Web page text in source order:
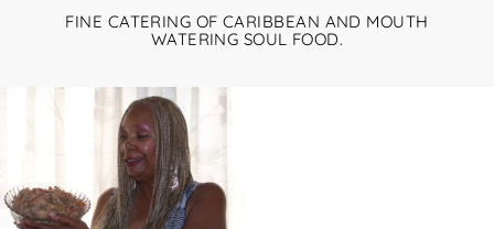
FINE CATERING OF CARIBBEAN AND MOUTH
WATERING SOUL FOOD.